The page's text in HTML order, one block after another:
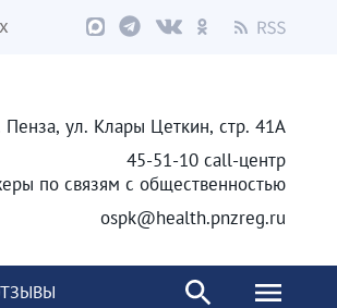
Пенза, ул. Клары Цеткин, стр. 41А
45-51-10 call-центр
по связям с общественностью
ospk@health.pnzreg.ru